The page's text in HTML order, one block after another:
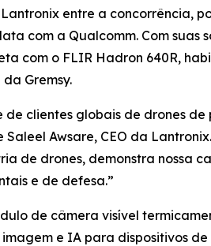
entre a concorrência,
com a Qualcomm. Com suas
com o FLIR Hadron 640R,
Gremsy.
de clientes globais de drones
Awsare, CEO da
de drones, demonstra nossa
e de defesa.”
de câmera visível
e IA para dispositivos